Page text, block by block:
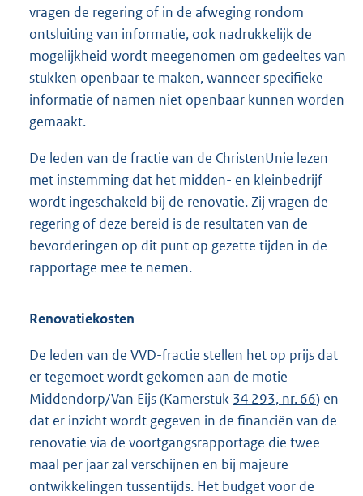
vragen de regering of in de afweging rondom
ontsluiting van informatie, ook nadrukkelijk de
mogelijkheid wordt meegenomen om gedeeltes van
stukken openbaar te maken, wanneer specifieke
informatie of namen niet openbaar kunnen worden
gemaakt.
De leden van de fractie van de ChristenUnie lezen
met instemming dat het midden- en kleinbedrijf
wordt ingeschakeld bij de renovatie. Zij vragen de
regering of deze bereid is de resultaten van de
bevorderingen op dit punt op gezette tijden in de
rapportage mee te nemen.
Renovatiekosten
De leden van de VVD-fractie stellen het op prijs dat
er tegemoet wordt gekomen aan de motie
Middendorp/Van Eijs (Kamerstuk 34 293, nr. 66) en
dat er inzicht wordt gegeven in de financiën van de
renovatie via de voortgangsrapportage die twee
maal per jaar zal verschijnen en bij majeure
ontwikkelingen tussentijds. Het budget voor de